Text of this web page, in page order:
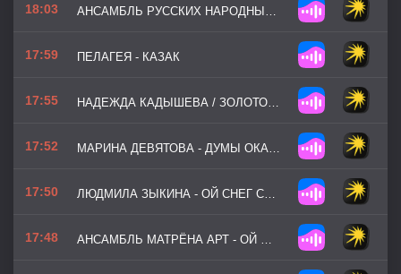
18:03 АНСАМБЛЬ РУССКИХ НАРОДНЫХ ИНСТРУМЕНТОВ КАЛИНКА - ЭКСПРОМТ
17:59 ПЕЛАГЕЯ - КАЗАК
17:55 НАДЕЖДА КАДЫШЕВА / ЗОЛОТОЕ КОЛЬЦО - ЧЁРНЫЙ ВОРОН
17:52 МАРИНА ДЕВЯТОВА - ДУМЫ ОКАЯННЫЕ
17:50 ЛЮДМИЛА ЗЫКИНА - ОЙ СНЕГ СНЕЖОК
17:48 АНСАМБЛЬ МАТРЁНА АРТ - ОЙ ЦВЕТЁТ КАЛИНА